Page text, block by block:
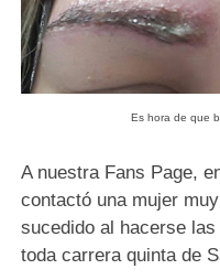
Es hora de que
A nuestra Fans Page,
contactó una mujer
sucedido al hacerse
toda carrera quinta de